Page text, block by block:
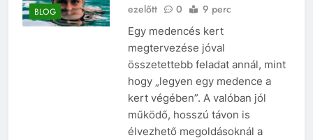
BLOG
ezelőtt
0 9 perc
Egy medencés kert
megtervezése jóval
összetettebb feladat annál, mint
hogy „legyen egy medence a
kert végében”. A valóban jól
működő, hosszú távon is
élvezhető megoldásoknál a